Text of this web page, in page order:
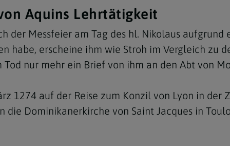
Aquins Lehrtätigkeit
der Messfeier am Tag des hl. Nikolaus
habe, erscheine ihm wie Stroh im Vergleich zu
nur mehr ein Brief von ihm an den Abt von
1274 auf der Reise zum Konzil von Lyon in der
die Dominikanerkirche von Saint Jacques in